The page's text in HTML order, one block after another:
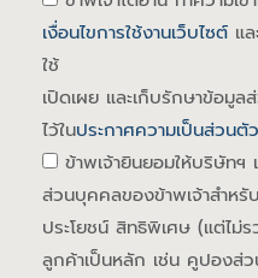
เงื่อนไขการใช้งานเว็บไซต์ แ
ใช้
เปิดเผย และเก็บรักษาข้อมู
ไว้ในประกาศความเป็นส่วนตัว
ข้าพเจ้ายินยอมให้บริษัทฯ
ส่วนบุคคลของข้าพเจ้าสำหรั
ประโยชน์ สิทธิพิเศษ (แต่ไ
ลูกค้าเป็นหลัก เช่น คูปองส่